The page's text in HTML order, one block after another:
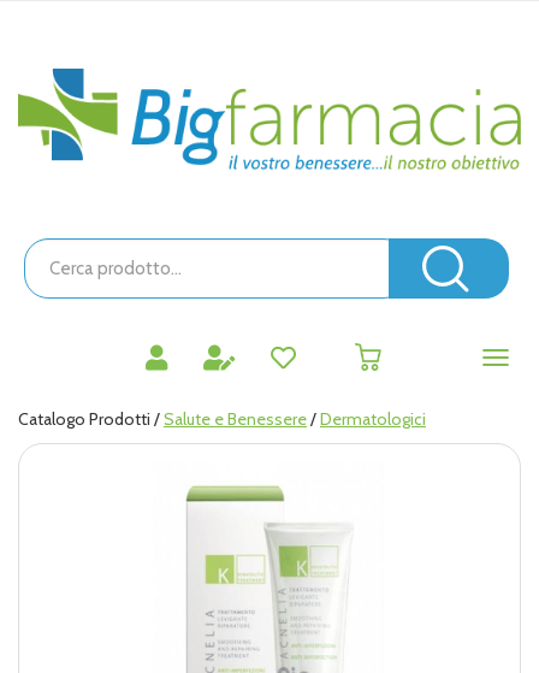
principaleBigfarmacia
Cerca
Prodotto
Catalogo Prodotti /Salute e Benessere/Dermatologici